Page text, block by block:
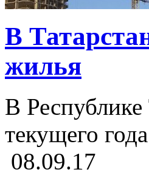
В
жилья
В Республике
текущего
08.09.17